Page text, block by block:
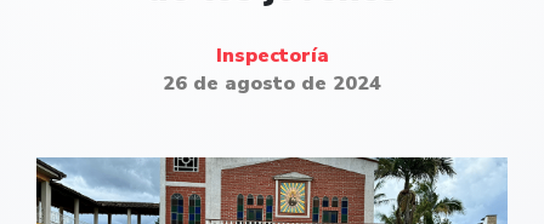
Inspectoría
26 de agosto de 2024